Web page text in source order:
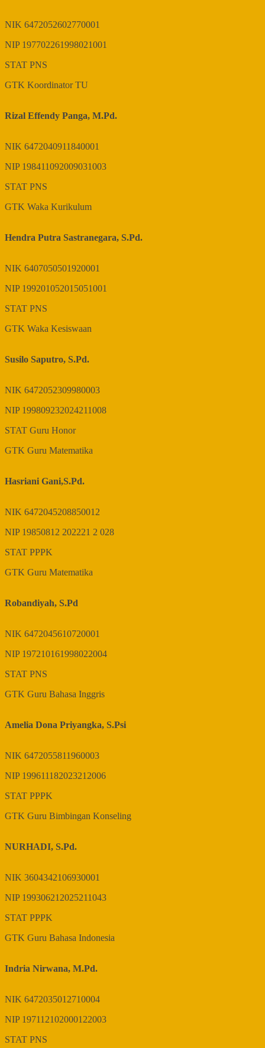
NIK 6472052602770001
NIP 197702261998021001
STAT PNS
GTK Koordinator TU
Rizal Effendy Panga, M.Pd.
NIK 6472040911840001
NIP 198411092009031003
STAT PNS
GTK Waka Kurikulum
Hendra Putra Sastranegara, S.Pd.
NIK 6407050501920001
NIP 199201052015051001
STAT PNS
GTK Waka Kesiswaan
Susilo Saputro, S.Pd.
NIK 6472052309980003
NIP 199809232024211008
STAT Guru Honor
GTK Guru Matematika
Hasriani Gani,S.Pd.
NIK 6472045208850012
NIP 19850812 202221 2 028
STAT PPPK
GTK Guru Matematika
Robandiyah, S.Pd
NIK 6472045610720001
NIP 197210161998022004
STAT PNS
GTK Guru Bahasa Inggris
Amelia Dona Priyangka, S.Psi
NIK 6472055811960003
NIP 199611182023212006
STAT PPPK
GTK Guru Bimbingan Konseling
NURHADI, S.Pd.
NIK 3604342106930001
NIP 199306212025211043
STAT PPPK
GTK Guru Bahasa Indonesia
Indria Nirwana, M.Pd.
NIK 6472035012710004
NIP 197112102000122003
STAT PNS